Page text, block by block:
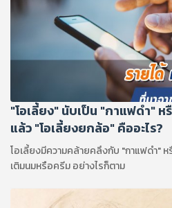
"โอเลี้ยง" นับเป็น "กาแฟดำ" ห
แล้ว "โอเลี้ยงยกล้อ" คืออะไร?
โอเลี้ยงมีความคล้ายคลึงกับ "กาแฟดำ" ห
เติมนมหรือครีม อย่างไรก็ตาม